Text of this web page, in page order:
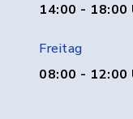
14:00 - 18:00
Freitag
08:00 - 12:00